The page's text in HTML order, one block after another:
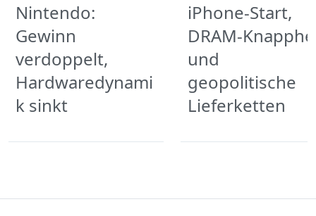
Nintendo:
Gewinn
verdoppelt,
Hardwaredynami
k sinkt
iPhone-Start,
DRAM-
und
geopolitische
Lieferketten